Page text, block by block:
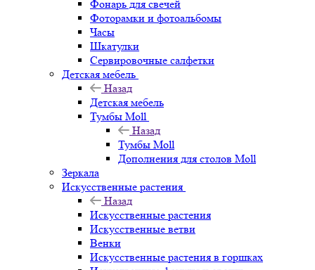
Фонарь для свечей
Фоторамки и фотоальбомы
Часы
Шкатулки
Сервировочные салфетки
Детская мебель
Назад
Детская мебель
Тумбы Moll
Назад
Тумбы Moll
Дополнения для столов Moll
Зеркала
Искусственные растения
Назад
Искусственные растения
Искусственные ветви
Венки
Искусственные растения в горшках